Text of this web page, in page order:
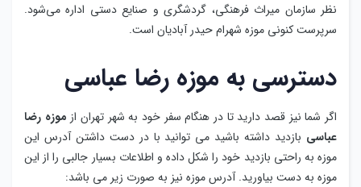
نظر سازمان میراث فرهنگی، گردشگری و صنایع دستی اداره می‌شود.
سرپرست کنونی موزه شهرام حیدر آبادیان است.
دسترسی به موزه رضا عباسی
اگر شما نیز قصد دارید تا در هنگام سفر خود به شهر تهران از موزه رضا
عباسی بازدید داشته باشید می توانید با در دست داشتن آدرس این
موزه به راحتی بازدید خود را شکل داده و اطلاعات بسیار جالبی را از این
موزه به دست بیاورید. آدرس موزه نیز به صورت زیر می باشد: